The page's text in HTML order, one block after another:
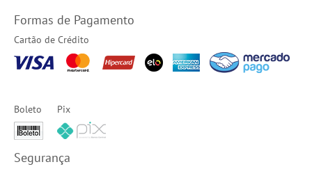
Formas de Pagamento
Cartão de Crédito
Boleto Pix
Segurança